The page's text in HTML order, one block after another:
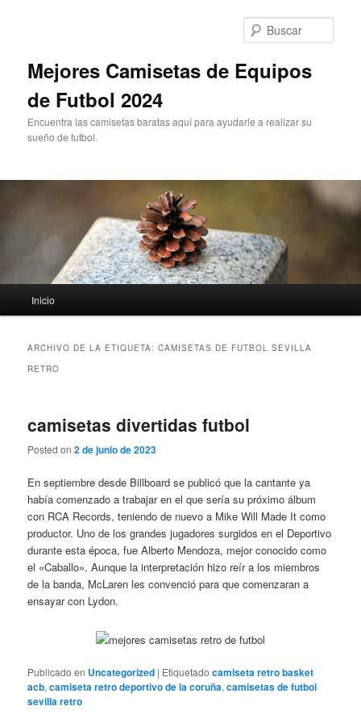
Mejores Camisetas de Equipos
de Futbol 2024
Encuentra las camisetas baratas aquí para ayudarle a realizar su
sueño de futbol.
principal
Inicio
ARCHIVO DE LA ETIQUETA:CAMISETAS DE FUTBOL SEVILLA
RETRO
camisetas divertidas futbol
Posted on2 de junio de 2023
En septiembre desde Billboard se publicó que la cantante ya
había comenzado a trabajar en el que sería su próximo álbum
con RCA Records, teniendo de nuevo a Mike Will Made It como
productor. Uno de los grandes jugadores surgidos en el Deportivo
durante esta época, fue Alberto Mendoza, mejor conocido como
el «Caballo». Aunque la interpretación hizo reír a los miembros
de la banda, McLaren les convenció para que comenzaran a
ensayar con Lydon.
Publicado en Uncategorized | Etiquetado camiseta retro basket
acb,camiseta retro deportivo de la coruña,camisetas de futbol
sevilla retro